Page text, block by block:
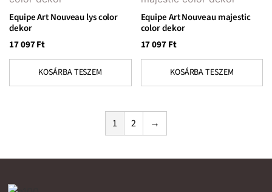
Equipe Art Nouveau lys color
dekor
17 097Ft
KOSÁRBA TESZEM
Equipe Art Nouveau majestic
color dekor
17 097Ft
KOSÁRBA TESZEM
1 2 →